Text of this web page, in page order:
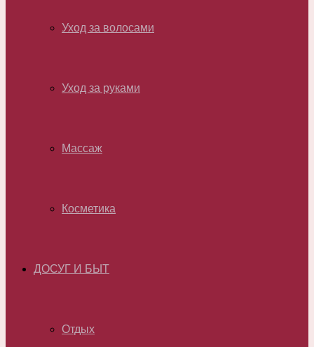
Уход за волосами
Уход за руками
Массаж
Косметика
ДОСУГ И БЫТ
Отдых